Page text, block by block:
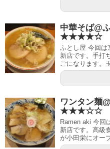
中華そば@
★★★★☆
ふとし屋 今回は
新店です。手打
ごになります。
ワンタン麺
★★★☆☆
Ramen aki 今回
新店です。高級
が小田栄にオー